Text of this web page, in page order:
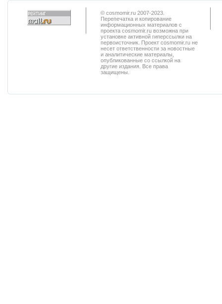
© cosmomir.ru 2007-2023.
Перепечатка и копирование
информационных материалов с
проекта cosmomir.ru возможна при
установке активной гиперссылки на
первоисточник. Проект cosmomir.ru не
несет ответственности за новостные
и аналитические материалы,
опубликованные со ссылкой на
другие издания. Все права
защищены.